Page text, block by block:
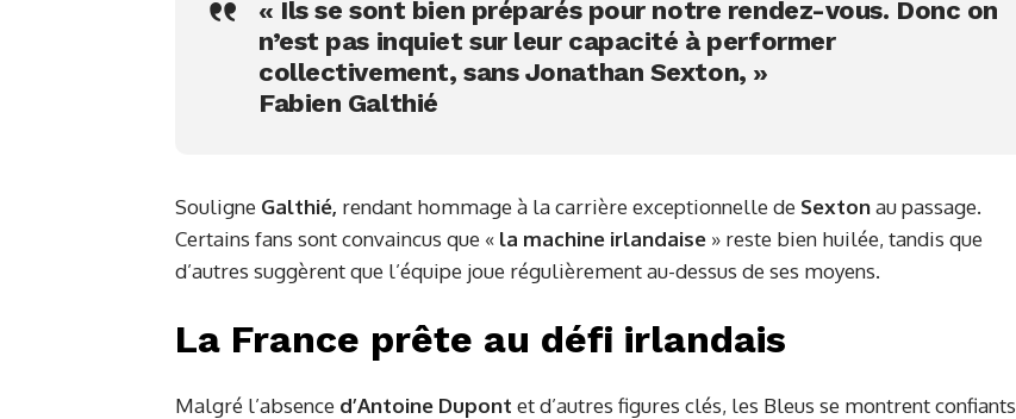
« Ils se sont bien préparés pour notre rendez-vous. Donc on
n’est pas inquiet sur leur capacité à performer
collectivement, sans Jonathan Sexton, »
Fabien Galthié
Souligne Galthié, rendant hommage à la carrière exceptionnelle de Sextonau passage.
Certains fans sont convaincus que « la machine irlandaise » reste bien huilée, tandis que
d’autres suggèrent que l’équipe joue régulièrement au-dessus de ses moyens.
La France prête au défi irlandais
Malgré l’absence d’Antoine Dupont et d’autres figures clés, les Bleus se montrent confiants